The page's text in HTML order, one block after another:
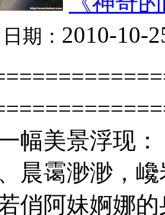
日期： 2010-10-
幅美景浮现
晨霭渺渺，
俏阿妹婀娜